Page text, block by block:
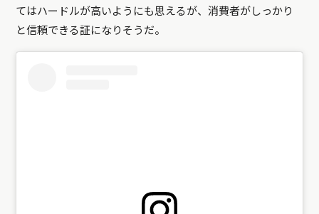
てはハードルが高いようにも思えるが、消費者がしっかり
と信頼できる証になりそうだ。